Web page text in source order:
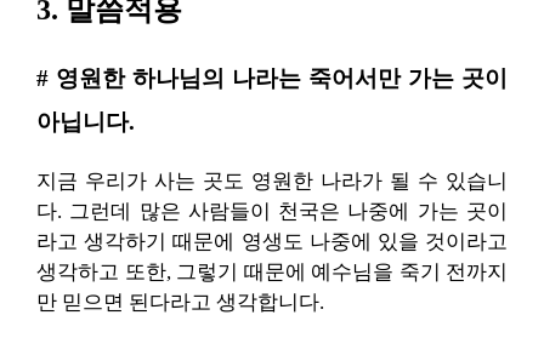
3. 말씀적용
# 영원한 하나님의 나라는 죽어서만 가는 곳이
아닙니다.
지금 우리가 사는 곳도 영원한 나라가 될 수 있습니
다. 그런데 많은 사람들이 천국은 나중에 가는 곳이
라고 생각하기 때문에 영생도 나중에 있을 것이라고
생각하고 또한, 그렇기 때문에 예수님을 죽기 전까지
만 믿으면 된다라고 생각합니다.